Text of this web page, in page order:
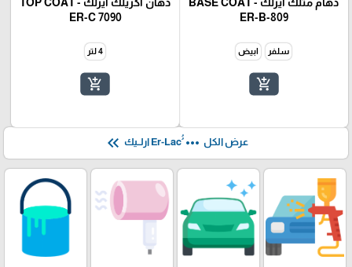
ER-B-809
سلفر ابيض
add_shopping_cart
ER-C 7090
4 لتر
add_shopping_cart
عرض الكل more_horizُُEr-Lac ارلــيك keyboard_double_arrow_left